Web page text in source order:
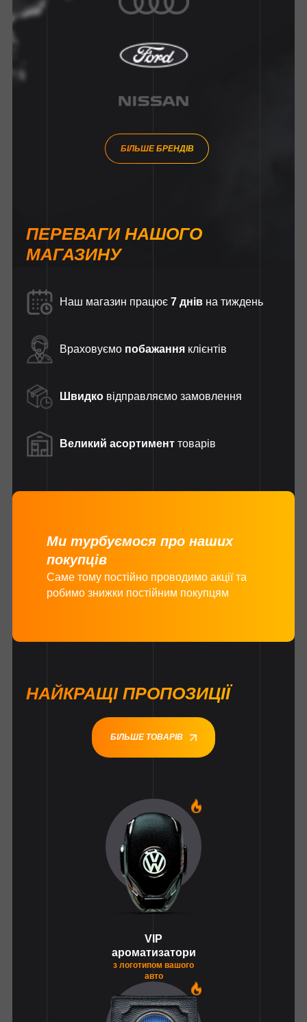
БІЛЬШЕ БРЕНДІВ
ПЕРЕВАГИ НАШОГО
МАГАЗИНУ
Наш магазин працює 7 днів на тиждень
Враховуємо побажання клієнтів
Швидко відправляємо замовлення
Великий асортимент товарів
Ми турбуємося про наших
покупців
Саме тому постійно проводимо акції та
робимо знижки постійним покупцям
НАЙКРАЩІ ПРОПОЗИЦІЇ
БІЛЬШЕ ТОВАРІВ
VIP
ароматизатори
з логотипом вашого
авто